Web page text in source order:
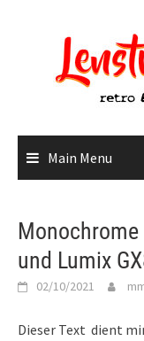
Main Menu
und Lumix
02/10/2021
Dieser Text dient